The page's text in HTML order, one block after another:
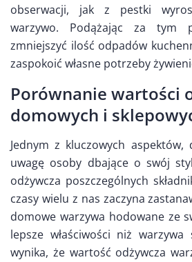
obserwacji, jak z pestki
warzywo. Podążając za tym
zmniejszyć ilość odpadów
zaspokoić własne potrzeby
Porównanie wartości
domowych i
Jednym z kluczowych
uwagę osoby dbające o swój
odżywcza poszczególnych
czasy wielu z nas zaczyna
domowe warzywa hodowane ze
lepsze właściwości niż
wynika, że wartość odżywcza